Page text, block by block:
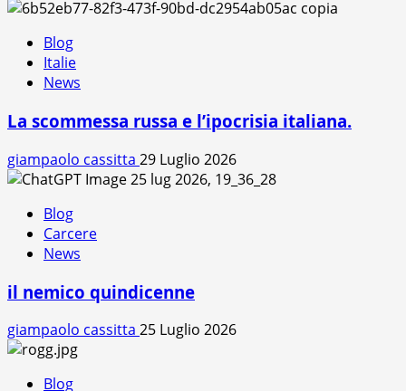
Blog
Italie
News
La scommessa russa e l’ipocrisia italiana.
giampaolo cassitta 29 Luglio 2026
Blog
Carcere
News
il nemico quindicenne
giampaolo cassitta 25 Luglio 2026
Blog